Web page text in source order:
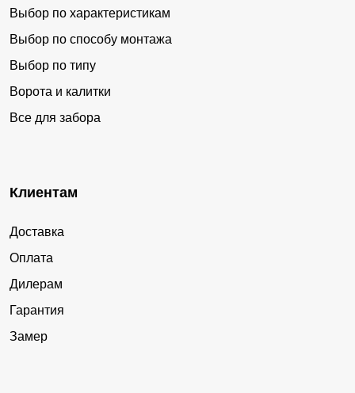
Выбор по характеристикам
Выбор по способу монтажа
Выбор по типу
Ворота и калитки
Все для забора
Клиентам
Доставка
Оплата
Дилерам
Гарантия
Замер